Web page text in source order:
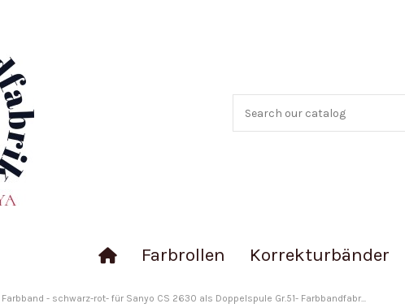
Farbrollen Korrekturbänder
Farbband - schwarz-rot- für Sanyo CS 2630 als Doppelspule Gr.51- Farbbandfabr...